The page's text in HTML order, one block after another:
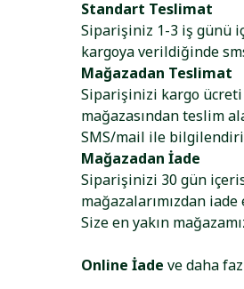
Standart Teslimat
Siparişiniz 1-3 iş günü
kargoya verildiğinde
Mağazadan Teslimat
Siparişinizi kargo ücreti
mağazasından teslim
SMS/mail ile
Mağazadan İade
Siparişinizi 30 gün
mağazalarımızdan
Size en yakın
Online İade ve daha